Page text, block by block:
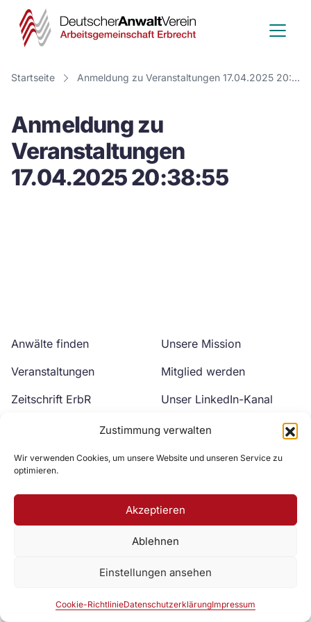
Zustimmung verwalten
Wir verwenden Cookies, um unsere Website und unseren Service zu
optimieren.
Akzeptieren
Ablehnen
Einstellungen ansehen
Cookie-RichtlinieDatenschutzerklärungImpressum
Deutscher
Anwalt
Verein
Startseite Anmeldung zu Veranstaltungen 17.04.2025 20:38:55
Anmeldung zu
Veranstaltungen
17.04.2025 20:38:55
Anwälte finden
Veranstaltungen
Zeitschrift ErbR
Unsere Mission
Mitglied werden
Unser LinkedIn-Kanal
Unser YouTube-Kanal
Zur DAV Webseite